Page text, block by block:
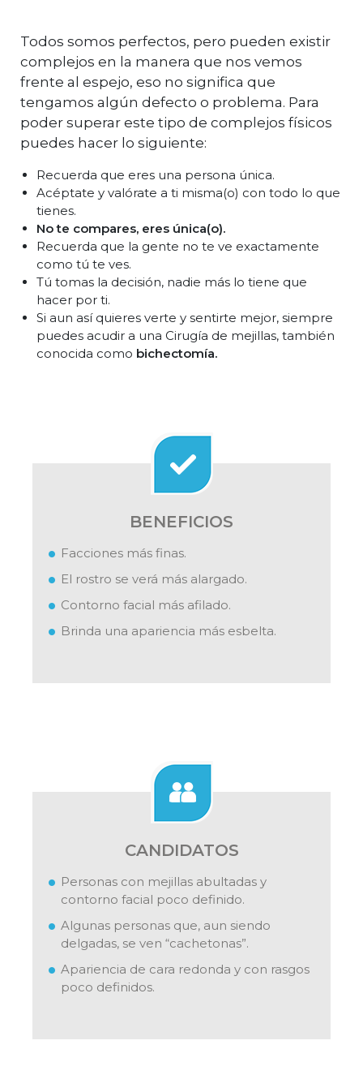
Todos somos perfectos, pero pueden existir
complejos en la manera que nos vemos
frente al espejo, eso no significa que
tengamos algún defecto o problema. Para
poder superar este tipo de complejos físicos
puedes hacer lo siguiente:
Recuerda que eres una persona única.
Acéptate y valórate a ti misma(o) con todo lo que
tienes.
No te compares, eres única(o).
Recuerda que la gente no te ve exactamente
como tú te ves.
Tú tomas la decisión, nadie más lo tiene que
hacer por ti.
Si aun así quieres verte y sentirte mejor, siempre
puedes acudir a una Cirugía de mejillas, también
conocida como bichectomía.
BENEFICIOS
Facciones más finas.
El rostro se verá más alargado.
Contorno facial más afilado.
Brinda una apariencia más esbelta.
CANDIDATOS
Personas con mejillas abultadas y
contorno facial poco definido.
Algunas personas que, aun siendo
delgadas, se ven “cachetonas”.
Apariencia de cara redonda y con rasgos
poco definidos.